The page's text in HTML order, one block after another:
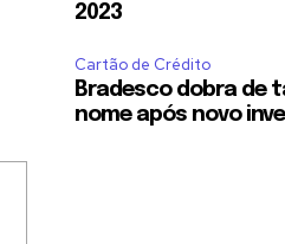
2023
Cartão de Crédito
Bradesco dobra de
nome após novo